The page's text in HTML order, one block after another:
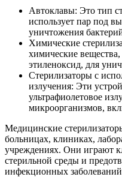
Автоклавы: Это тип
использует пар под
уничтожения
Химические
химические
этиленоксид, для
Стерилизаторы с
излучения: Эти
ультрафиолетовое
микроорганизмов,
Медицинские
больницах, клиниках,
учреждениях. Они играют
стерильной среды и
инфекционных